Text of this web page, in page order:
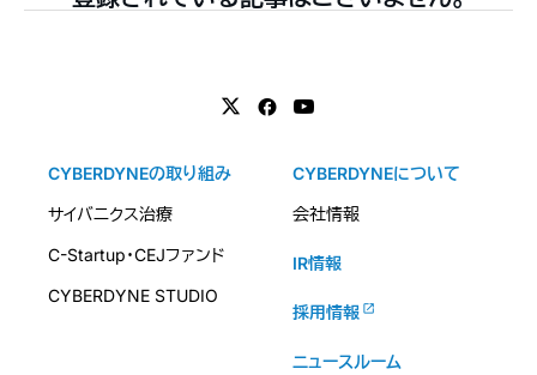
CYBERDYNEの取り組み
サイバニクス治療
C-Startup・CEJファンド
CYBERDYNE STUDIO
CYBERDYNEについて
会社情報
IR情報
採用情報
ニュースルーム